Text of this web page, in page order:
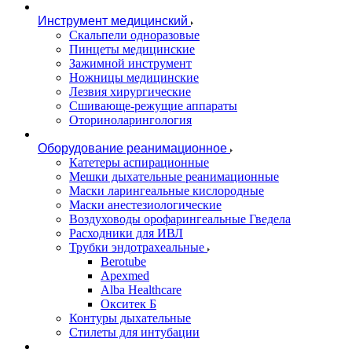
Инструмент медицинский
Скальпели одноразовые
Пинцеты медицинские
Зажимной инструмент
Ножницы медицинские
Лезвия хирургические
Сшивающе-режущие аппараты
Оториноларингология
Оборудование реанимационное
Катетеры аспирационные
Мешки дыхательные реанимационные
Маски ларингеальные кислородные
Маски анестезиологические
Воздуховоды орофарингеальные Гведела
Расходники для ИВЛ
Трубки эндотрахеальные
Berotube
Apexmed
Alba Healthcare
Окситек Б
Контуры дыхательные
Стилеты для интубации